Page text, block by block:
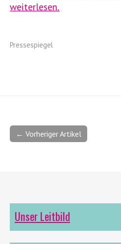
weiterlesen.
Pressespiegel
← Vorheriger Artikel
Unser Leitbild